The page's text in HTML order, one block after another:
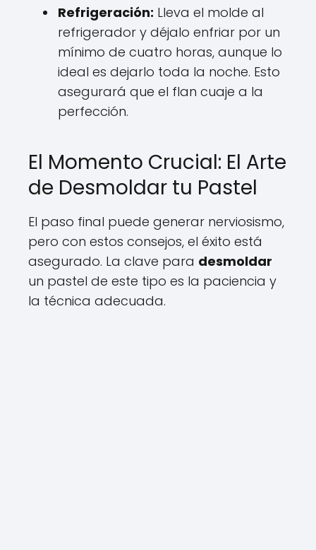
Refrigeración: Lleva el molde al
refrigerador y déjalo enfriar por un
mínimo de cuatro horas, aunque lo
ideal es dejarlo toda la noche. Esto
asegurará que el flan cuaje a la
perfección.
El Momento Crucial: El Arte
de Desmoldar tu Pastel
El paso final puede generar nerviosismo,
pero con estos consejos, el éxito está
asegurado. La clave para desmoldar
un pastel de este tipo es la paciencia y
la técnica adecuada.